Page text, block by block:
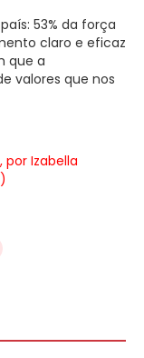
53% da força
claro e eficaz
que a
valores que nos
Izabella